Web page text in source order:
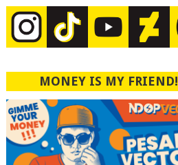
MONEY IS MY FRIEND!